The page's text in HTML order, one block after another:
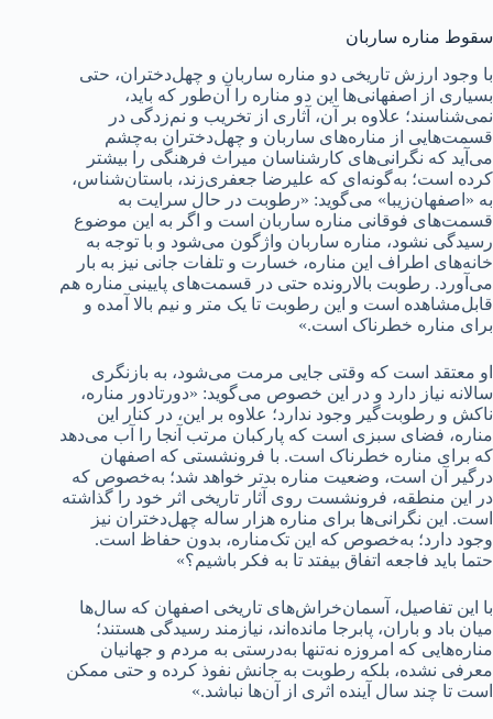
سقوط مناره سار‌بان
با وجود ارزش تاریخی دو مناره ساربان و چهل‌دختران، حتی
بسیاری از اصفهانی‌ها این دو مناره را آن‌طور که باید،
نمی‌شناسند؛ علاوه بر آن، آثاری از تخریب و نم‌زدگی در
قسمت‌هایی از مناره‌های ساربان و چهل‌دختران به‌چشم
می‌آید که نگرانی‌های کارشناسان میراث فرهنگی را بیشتر
کرده است؛ به‌گونه‌ای که علیرضا جعفری‌زند، باستان‌شناس،
به «اصفهان‌زیبا» می‌گوید: «رطوبت در حال سرایت به
قسمت‌های فوقانی مناره ساربان است و اگر به این موضوع
رسیدگی نشود، مناره ساربان واژگون می‌شود و با توجه به
خانه‌های اطراف این مناره، خسارت و تلفات جانی نیز به بار
می‌آورد. رطوبت بالارونده حتی در قسمت‌های پایینی مناره هم
قابل‌مشاهده است و این رطوبت تا یک متر و نیم بالا آمده و
برای مناره خطرناک است.»
او معتقد است که وقتی جایی مرمت می‌شود، به بازنگری
سالانه نیاز دارد و در این خصوص می‌گوید: «دورتادور مناره،
ناکش و رطوبت‌گیر وجود ندارد؛ علاوه بر این، در کنار این
مناره، فضای سبزی است که پارکبان مرتب آنجا را آب می‌‌دهد
که برای مناره خطرناک است. با فرونشستی که اصفهان
درگیر آن است، وضعیت مناره بدتر خواهد شد؛ به‌خصوص که
در این منطقه، فرونشست روی آثار تاریخی اثر خود را گذاشته
است. این نگرانی‌ها برای مناره هزار ساله چهل‌دختران نیز
وجود دارد؛ به‌خصوص که این تک‌مناره، بدون حفاظ است.
حتما باید فاجعه اتفاق بیفتد تا به فکر باشیم؟»
با این تفاصیل، آسمان‌خراش‌های تاریخی اصفهان که سال‌ها
میان باد و باران، پابرجا مانده‌اند، نیازمند رسیدگی هستند؛
مناره‌هایی که امروزه نه‌تنها به‌درستی به مردم و جهانیان
معرفی نشده، بلکه رطوبت به جانش نفوذ کرده و حتی ممکن
است تا چند سال آینده اثری از آن‌ها نباشد.»